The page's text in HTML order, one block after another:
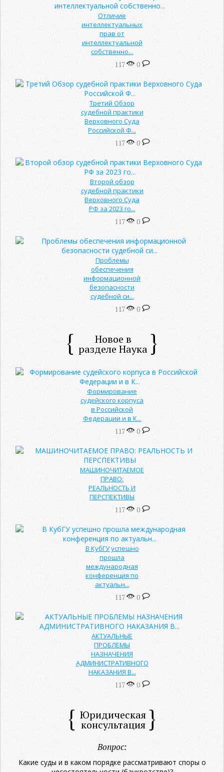
Отличие
интеллектуальных
прав от
интеллектуальной
собственно...
117 0
Третий Обзор
судебной практики
Верховного Суда
Российской Ф...
117 0
Второй обзор
судебной практики
Верховного Суда
РФ за 2023 го...
117 0
Проблемы
обеспечения
информационной
безопасности
судебной си...
117 0
Новое в
разделе Наука
Формирование
судейского корпуса
в Российской
Федерации и в К...
117 0
МАШИНОЧИТАЕМОЕ
ПРАВО:
РЕАЛЬНОСТЬ И
ПЕРСПЕКТИВЫ
117 0
В КубГУ успешно
прошла
международная
конференция по
актуальн...
117 0
АКТУАЛЬНЫЕ
ПРОБЛЕМЫ
НАЗНАЧЕНИЯ
АДМИНИСТРАТИВНОГО
НАКАЗАНИЯ В...
117 0
Юридическая
консультация
Вопрос:
Какие суды и в каком порядке рассматривают споры о